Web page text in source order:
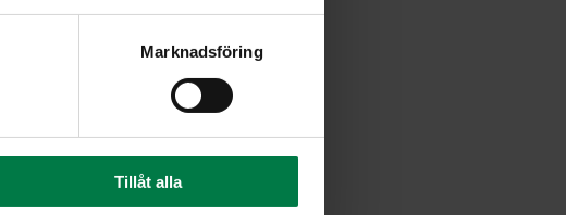
Marknadsföring
Tillåt alla